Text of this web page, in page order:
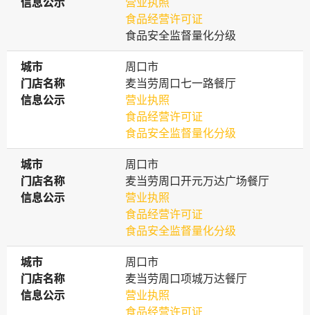
食品经营许可证
食品安全监督量化分级
城市
城市
周口市
门店名称
门店名称
麦当劳周口七一路餐厅
信息公示
信息公示
营业执照
食品经营许可证
食品安全监督量化分级
城市
城市
周口市
门店名称
门店名称
麦当劳周口开元万达广场餐厅
信息公示
信息公示
营业执照
食品经营许可证
食品安全监督量化分级
城市
城市
周口市
门店名称
门店名称
麦当劳周口项城万达餐厅
信息公示
信息公示
营业执照
食品经营许可证